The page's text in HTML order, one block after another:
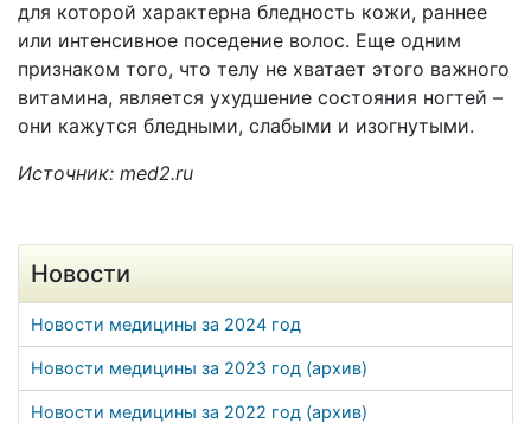
для которой характерна бледность кожи, раннее
или интенсивное поседение волос. Еще одним
признаком того, что телу не хватает этого важного
витамина, является ухудшение состояния ногтей –
они кажутся бледными, слабыми и изогнутыми.
Источник: med2.ru
Новости
Новости медицины за 2024 год
Новости медицины за 2023 год (архив)
Новости медицины за 2022 год (архив)